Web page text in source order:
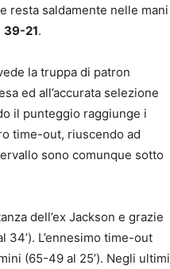
resta saldamente nelle mani
39-21.
la truppa di patron
ed all’accurata selezione
il punteggio raggiunge i
time-out, riuscendo ad
sono comunque sotto
dell’ex Jackson e grazie
L’ennesimo time-out
(65-49 al 25’). Negli ultimi